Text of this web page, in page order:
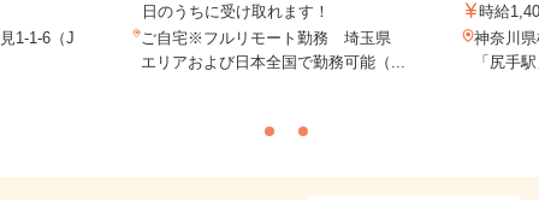
1-1-6（J
日のうちに受け取れます！
ご自宅※フルリモート勤務 埼玉県
エリアおよび日本全国で勤務可能（...
時給
神奈川
「尻手